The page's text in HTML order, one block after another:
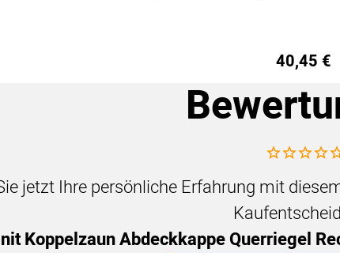
40,45 €
Noch keine
jetzt Ihre persönliche Erfahrung mit
Koppelzaun Abdeckkappe Querriegel